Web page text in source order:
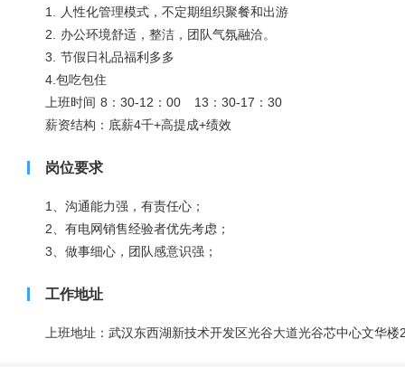
1. 人性化管理模式，不定期组织聚餐和出游
2. 办公环境舒适，整洁，团队气氛融洽。
3. 节假日礼品福利多多
4.包吃包住
上班时间 8：30-12：00 13：30-17：30
薪资结构：底薪4千+高提成+绩效
岗位要求
1、沟通能力强，有责任心；
2、有电网销售经验者优先考虑；
3、做事细心，团队感意识强；
工作地址
上班地址：武汉东西湖新技术开发区光谷大道光谷芯中心文华楼